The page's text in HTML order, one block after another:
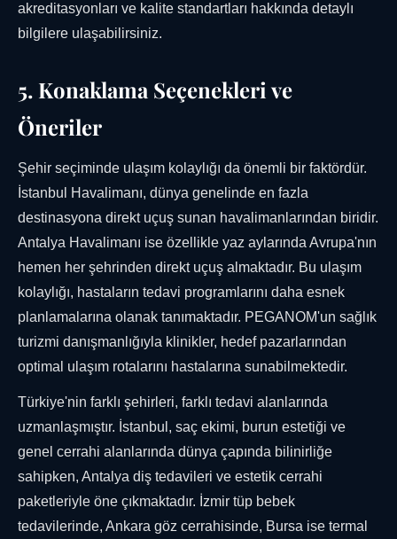
akreditasyonları ve kalite standartları hakkında detaylı
bilgilere ulaşabilirsiniz.
5. Konaklama Seçenekleri ve
Öneriler
Şehir seçiminde ulaşım kolaylığı da önemli bir faktördür.
İstanbul Havalimanı, dünya genelinde en fazla
destinasyona direkt uçuş sunan havalimanlarından biridir.
Antalya Havalimanı ise özellikle yaz aylarında Avrupa'nın
hemen her şehrinden direkt uçuş almaktadır. Bu ulaşım
kolaylığı, hastaların tedavi programlarını daha esnek
planlamalarına olanak tanımaktadır. PEGANOM'un sağlık
turizmi danışmanlığıyla klinikler, hedef pazarlarından
optimal ulaşım rotalarını hastalarına sunabilmektedir.
Türkiye'nin farklı şehirleri, farklı tedavi alanlarında
uzmanlaşmıştır. İstanbul, saç ekimi, burun estetiği ve
genel cerrahi alanlarında dünya çapında bilinirliğe
sahipken, Antalya diş tedavileri ve estetik cerrahi
paketleriyle öne çıkmaktadır. İzmir tüp bebek
tedavilerinde, Ankara göz cerrahisinde, Bursa ise termal